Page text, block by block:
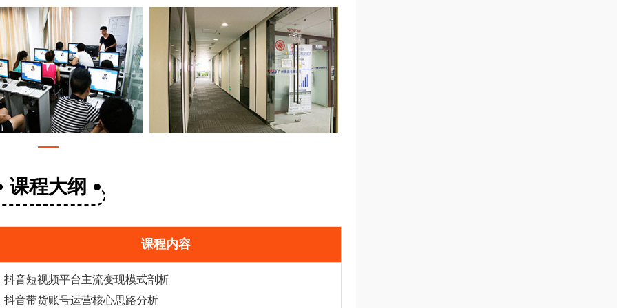
课程大纲
课程内容
抖音短视频平台主流变现模式剖析
抖音带货账号运营核心思路分析